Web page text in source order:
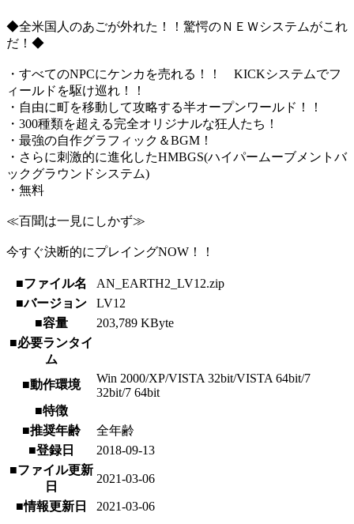
◆全米国人のあごが外れた！！驚愕のＮＥＷシステムがこれ
だ！◆
・すべてのNPCにケンカを売れる！！ KICKシステムでフ
ィールドを駆け巡れ！！
・自由に町を移動して攻略する半オープンワールド！！
・300種類を超える完全オリジナルな狂人たち！
・最強の自作グラフィック＆BGM！
・さらに刺激的に進化したHMBGS(ハイパームーブメントバ
ックグラウンドシステム)
・無料
≪百聞は一見にしかず≫
今すぐ決断的にプレイングNOW！！
■ファイル名
AN_EARTH2_LV12.zip
■バージョン
LV12
■容量
203,789 KByte
■必要ランタイ
ム
■動作環境
Win 2000/XP/VISTA 32bit/VISTA 64bit/7
32bit/7 64bit
■特徴
■推奨年齢
全年齢
■登録日
2018-09-13
■ファイル更新
日
2021-03-06
■情報更新日 2021-03-06